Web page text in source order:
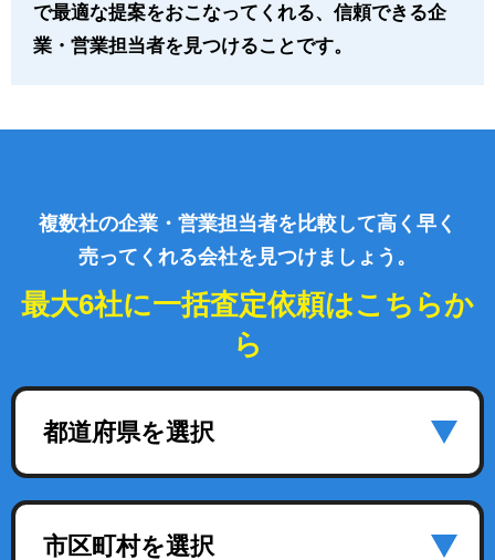
で最適な提案をおこなってくれる、信頼できる企
業・営業担当者を見つけることです。
複数社の企業・営業担当者を比較して高く早く
売ってくれる会社を見つけましょう。
最大6社に一括査定依頼はこちらか
ら
都道府県を選択
市区町村を選択